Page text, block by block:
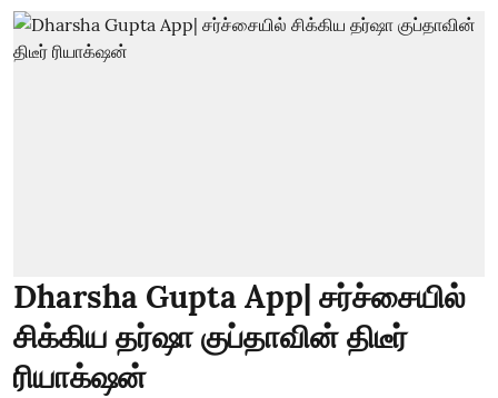
Dharsha Gupta App| சர்ச்சையில்
சிக்கிய தர்ஷா குப்தாவின் திடீர்
ரியாக்‌ஷன்